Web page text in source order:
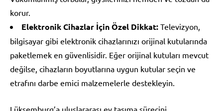
korur.
Elektronik Cihazlar İçin Özel Dikkat: Televizyon,
bilgisayar gibi elektronik cihazlarınızı orijinal kutularında
paketlemek en güvenlisidir. Eğer orijinal kutuları mevcut
değilse, cihazların boyutlarına uygun kutular seçin ve
etrafını darbe emici malzemelerle destekleyin.
Lüksemburg’a uluslararası ev taşıma sürecini